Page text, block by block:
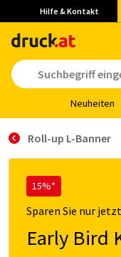
Hilfe & Kontakt
Neu­hei­ten
Roll-up L-Banner
15%*
Sparen Sie nur
Early Bird